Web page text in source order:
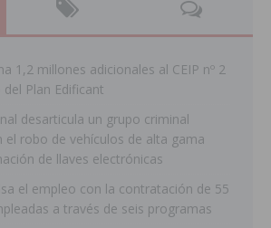
1,2 millones adicionales al CEIP nº 2
Plan Edificant
desarticula un grupo criminal
el robo de vehículos de alta gama
de llaves electrónicas
el empleo con la contratación de 55
a través de seis programas